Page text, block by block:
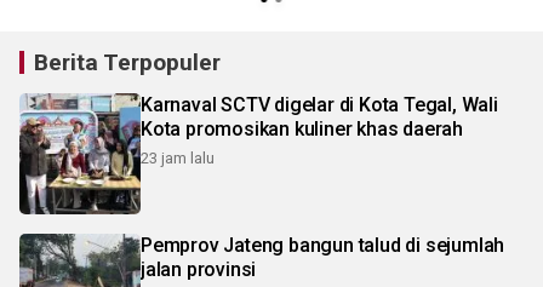
Berita Terpopuler
Karnaval SCTV digelar di Kota Tegal, Wali
Kota promosikan kuliner khas daerah
23 jam lalu
Pemprov Jateng bangun talud di sejumlah
jalan provinsi